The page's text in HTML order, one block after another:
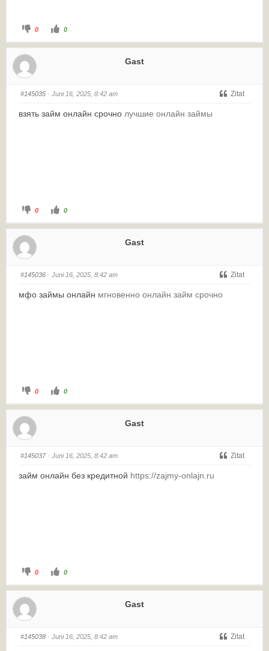
0 0
Gast
#145035 · Juni 16, 2025, 8:42 am Zitat
взять займ онлайн срочно лучшие онлайн займы
0 0
Gast
#145036 · Juni 16, 2025, 8:42 am Zitat
мфо займы онлайн мгновенно онлайн займ срочно
0 0
Gast
#145037· Juni 16, 2025, 8:42 am Zitat
займ онлайн без кредитной https://zajmy-onlajn.ru
0 0
Gast
#145038 · Juni 16, 2025, 8:42 am Zitat